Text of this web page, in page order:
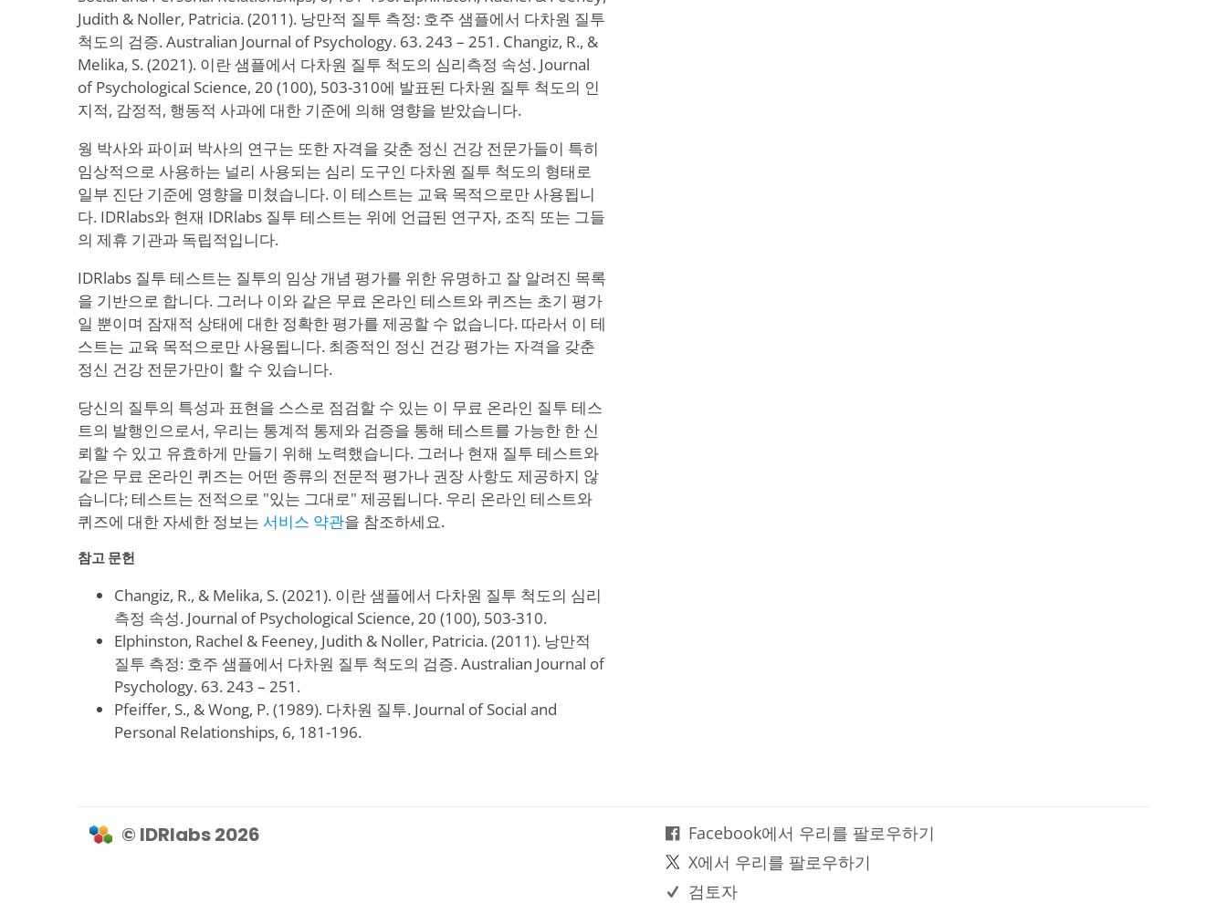
Judith & Noller, Patricia. (2011). 낭만적 질투 측정: 호주 샘플에서 다차원 질투
척도의 검증. Australian Journal of Psychology. 63. 243 – 251. Changiz, R., &
Melika, S. (2021). 이란 샘플에서 다차원 질투 척도의 심리측정 속성. Journal
of Psychological Science, 20 (100), 503-310에 발표된 다차원 질투 척도의 인
지적, 감정적, 행동적 사과에 대한 기준에 의해 영향을 받았습니다.
웡 박사와 파이퍼 박사의 연구는 또한 자격을 갖춘 정신 건강 전문가들이 특히
임상적으로 사용하는 널리 사용되는 심리 도구인 다차원 질투 척도의 형태로
일부 진단 기준에 영향을 미쳤습니다. 이 테스트는 교육 목적으로만 사용됩니
다. IDRlabs와 현재 IDRlabs 질투 테스트는 위에 언급된 연구자, 조직 또는 그들
의 제휴 기관과 독립적입니다.
IDRlabs 질투 테스트는 질투의 임상 개념 평가를 위한 유명하고 잘 알려진 목록
을 기반으로 합니다. 그러나 이와 같은 무료 온라인 테스트와 퀴즈는 초기 평가
일 뿐이며 잠재적 상태에 대한 정확한 평가를 제공할 수 없습니다. 따라서 이 테
스트는 교육 목적으로만 사용됩니다. 최종적인 정신 건강 평가는 자격을 갖춘
정신 건강 전문가만이 할 수 있습니다.
당신의 질투의 특성과 표현을 스스로 점검할 수 있는 이 무료 온라인 질투 테스
트의 발행인으로서, 우리는 통계적 통제와 검증을 통해 테스트를 가능한 한 신
뢰할 수 있고 유효하게 만들기 위해 노력했습니다. 그러나 현재 질투 테스트와
같은 무료 온라인 퀴즈는 어떤 종류의 전문적 평가나 권장 사항도 제공하지 않
습니다; 테스트는 전적으로 "있는 그대로" 제공됩니다. 우리 온라인 테스트와
퀴즈에 대한 자세한 정보는 서비스 약관을 참조하세요.
참고 문헌
Changiz, R., & Melika, S. (2021). 이란 샘플에서 다차원 질투 척도의 심리
측정 속성. Journal of Psychological Science, 20 (100), 503-310.
Elphinston, Rachel & Feeney, Judith & Noller, Patricia. (2011). 낭만적
질투 측정: 호주 샘플에서 다차원 질투 척도의 검증. Australian Journal of
Psychology. 63. 243 – 251.
Pfeiffer, S., & Wong, P. (1989). 다차원 질투. Journal of Social and
Personal Relationships, 6, 181-196.
© IDRlabs 2026
Facebook에서 우리를 팔로우하기
X에서 우리를 팔로우하기
검토자